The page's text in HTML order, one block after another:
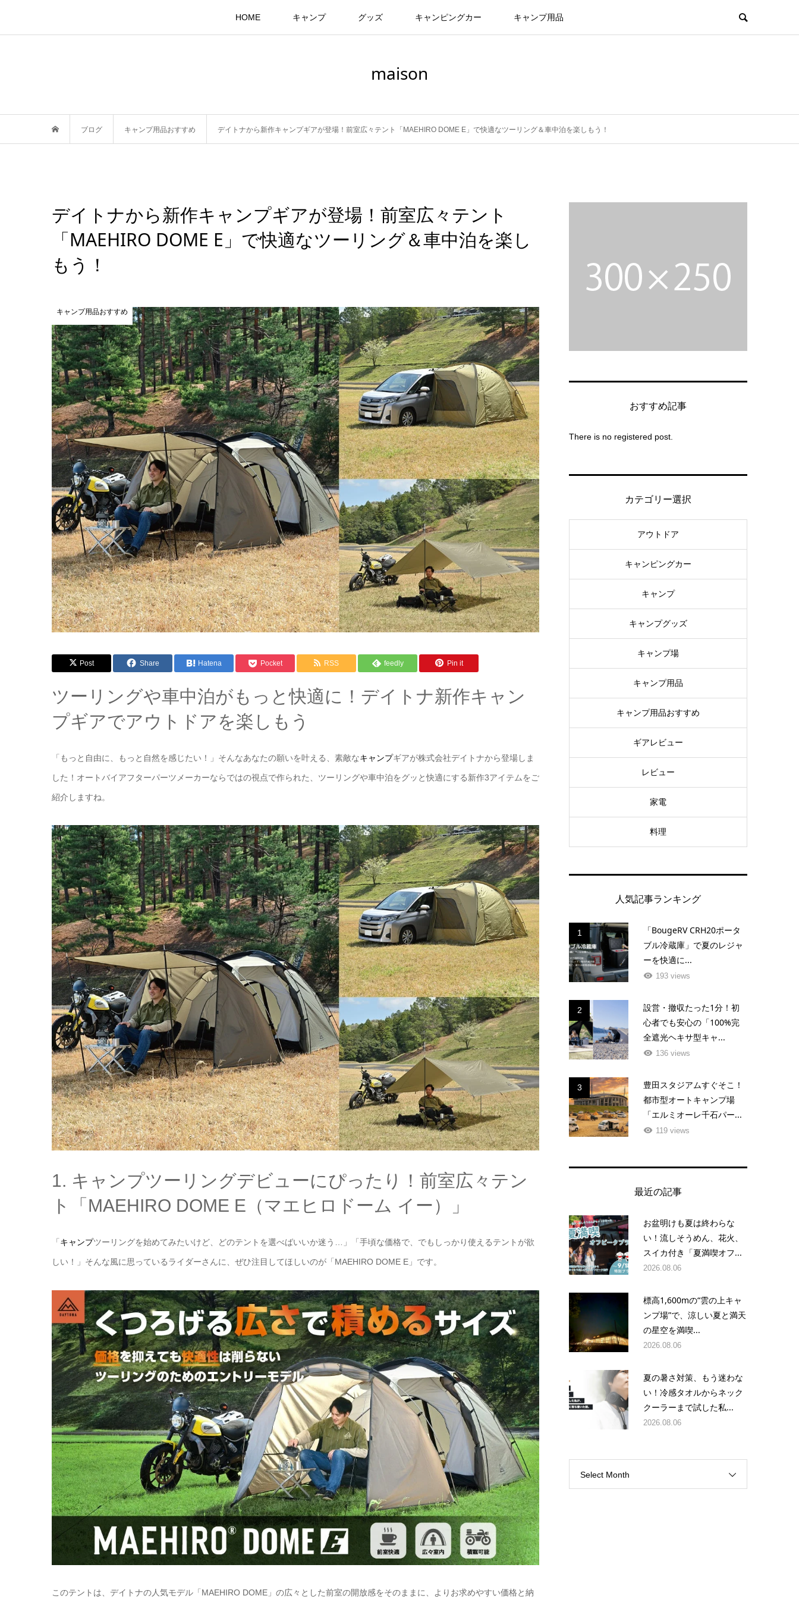
HOME キャンプ グッズ キャンピングカー キャンプ用品
maison
ブログ キャンプ用品おすすめ デイトナから新作キャンプギアが登場！前室広々テント「MAEHIRO DOME E」で快適なツーリング＆車中泊を楽しもう！
デイトナから新作キャンプギアが登場！前室広々テント
「MAEHIRO DOME E」で快適なツーリング＆車中泊を楽し
もう！
キャンプ用品おすすめ
Post Share Hatena Pocket RSS feedly Pin it
ツーリングや車中泊がもっと快適に！デイトナ新作キャン
プギアでアウトドアを楽しもう
「もっと自由に、もっと自然を感じたい！」そんなあなたの願いを叶える、素敵なキャンプギアが株式会社デイトナから登場しま
した！オートバイアフターパーツメーカーならではの視点で作られた、ツーリングや車中泊をグッと快適にする新作3アイテムをご
紹介しますね。
1. キャンプツーリングデビューにぴったり！前室広々テン
ト「MAEHIRO DOME E（マエヒロドーム イー）」
「 キャンプツーリングを始めてみたいけど、どのテントを選べばいいか迷う…」「手頃な価格で、でもしっかり使えるテントが欲
しい！」そんな風に思っているライダーさんに、ぜひ注目してほしいのが「MAEHIRO DOME E」です。
このテントは、デイトナの人気モデル「MAEHIRO DOME」の広々とした前室の開放感をそのままに、よりお求めやすい価格と納
おすすめ記事
There is no registered post.
カテゴリー選択
アウトドア
キャンピングカー
キャンプ
キャンプグッズ
キャンプ場
キャンプ用品
キャンプ用品おすすめ
ギアレビュー
レビュー
家電
料理
人気記事ランキング
1
「BougeRV CRH20ポータ
ブル冷蔵庫」で夏のレジャ
ーを快適に...
193 views
2
設営・撤収たった1分！初
心者でも安心の「100%完
全遮光ヘキサ型キャ...
136 views
3
豊田スタジアムすぐそこ！
都市型オートキャンプ場
「エルミオーレ千石パー...
119 views
最近の記事
お盆明けも夏は終わらな
い！流しそうめん、花火、
スイカ付き「夏満喫オフ...
2026.08.06
標高1,600mの“雲の上キャ
ンプ場”で、涼しい夏と満天
の星空を満喫...
2026.08.06
夏の暑さ対策、もう迷わな
い！冷感タオルからネック
クーラーまで試した私...
2026.08.06
Select Month